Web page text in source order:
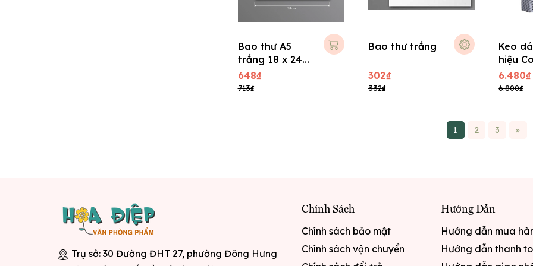
Bao thư A5
trắng 18 x 24
cm
648₫
713₫
Bao thư trắng
302₫
332₫
Keo
hiệu
20ml -
6.480₫
6.800₫
1 2 3 »
Trụ sở: 30 Đường ĐHT 27, phường Đông Hưng
Chính Sách
Chính sách bảo mật
Chính sách vận chuyển
Hướng Dẫn
Hướng dẫn mua
Hướng dẫn thanh